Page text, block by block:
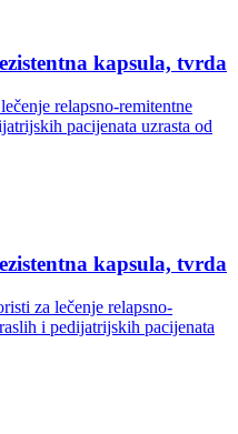
kapsula, tvrda
relapsno-remitentne
pacijenata uzrasta od
kapsula, tvrda
za lečenje relapsno-
i pedijatrijskih pacijenata